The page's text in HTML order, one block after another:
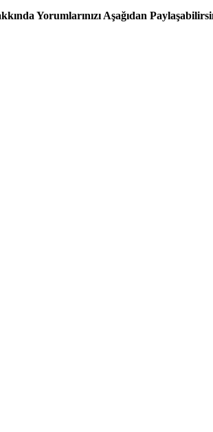
Yorumlarınızı Aşağıdan